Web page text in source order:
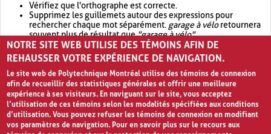
Vérifiez que l'orthographe est correcte.
Supprimez les guillemets autour des expressions pour
rechercher chaque mot séparément. garage à véloretournera
souvent plus de résultat que"garage à vélo".
Envisagez d'élargir votre recherche avec OR.garage OR vélo
retournera souvent plus de résultat quegarage à vélo
NOTRE SITE WEB UTILISE DES TÉMOINS AFIN DE
REHAUSSER VOTRE EXPÉRIENCE DE NAVIGATION.
Le site web de Polytechnique Montréal utilise des témoins de connexion
afin de recueillir des statistiques générales et offrir une meilleure
expérience à ses visiteurs. En naviguant sur le site, vous acceptez
l’utilisation de ces témoins selon les modalités spécifiées aux conditions
d’utilisation. Vous pouvez refuser les témoins de connexion en modifiant
vos paramètres de navigation. Pour en savoir plus sur le recours aux